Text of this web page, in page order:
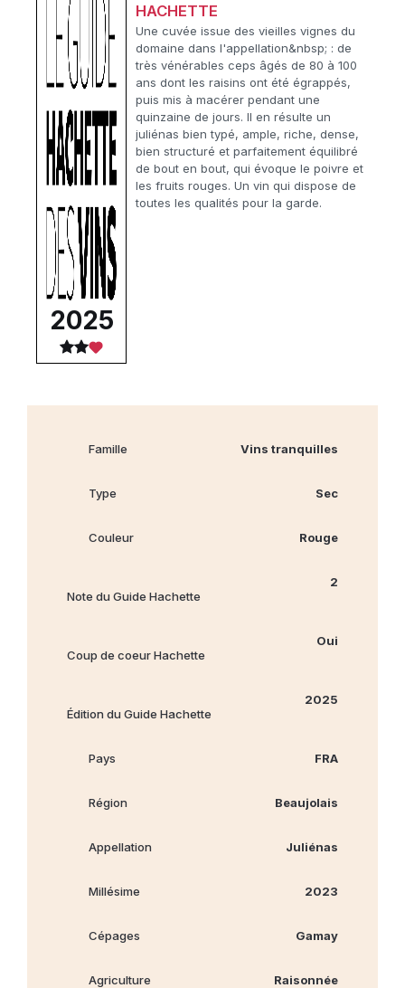
2025
HACHETTE
Une cuvée issue des vieilles vignes du
domaine dans l'appellation&nbsp; : de
très vénérables ceps âgés de 80 à 100
ans dont les raisins ont été égrappés,
puis mis à macérer pendant une
quinzaine de jours. Il en résulte un
juliénas bien typé, ample, riche, dense,
bien structuré et parfaitement équilibré
de bout en bout, qui évoque le poivre et
les fruits rouges. Un vin qui dispose de
toutes les qualités pour la garde.
Famille Vins tranquilles
Type Sec
Couleur Rouge
Note du Guide Hachette
2
Coup de coeur Hachette
Oui
Édition du Guide Hachette
2025
Pays FRA
Région Beaujolais
Appellation Juliénas
Millésime 2023
Cépages Gamay
Agriculture Raisonnée